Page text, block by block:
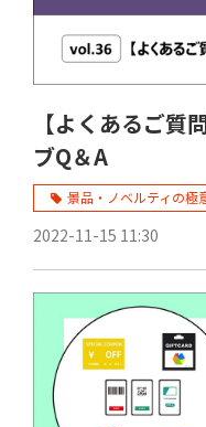
【よくあるご質
ブQ＆A
景品・ノベルティの極
2022-11-15 11:30